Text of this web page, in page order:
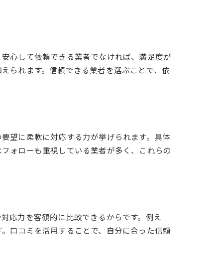
心して依頼できる業者でなければ、満足度が
られます。信頼できる業者を選ぶことで、依
望に柔軟に対応する力が挙げられます。具体
ォローも重視している業者が多く、これらの
応力を客観的に比較できるからです。例え
口コミを活用することで、自分に合った信頼